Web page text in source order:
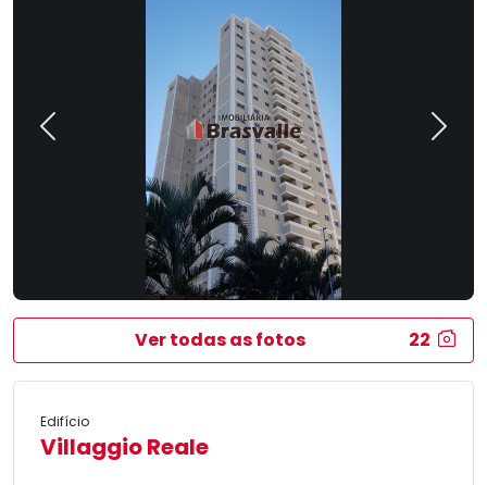
Previous Next
Ver todas as fotos 22
Edifício
Villaggio Reale